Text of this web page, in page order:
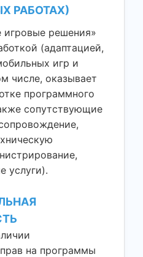
РАБОТАХ)
решения»
(адаптацией,
игр и
числе, оказывает
программного
сопутствующие
услуги).
на программы